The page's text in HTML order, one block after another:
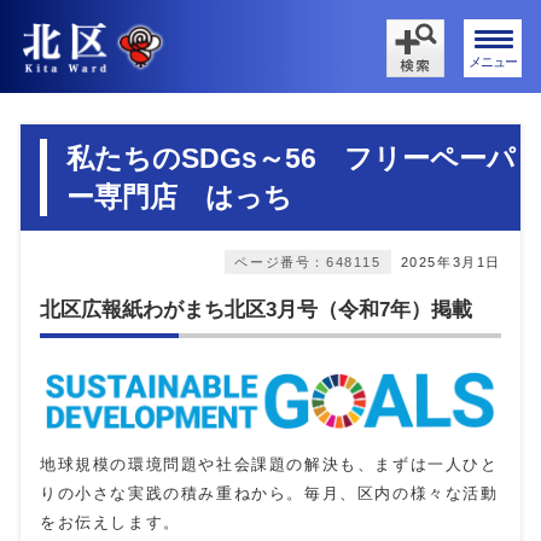
メニュー
私たちのSDGs～56 フリーペーパ
ー専門店 はっち
2025年3月1日
ページ番号：648115
北区広報紙わがまち北区3月号（令和7年）掲載
地球規模の環境問題や社会課題の解決も、まずは一人ひと
りの小さな実践の積み重ねから。毎月、区内の様々な活動
をお伝えします。